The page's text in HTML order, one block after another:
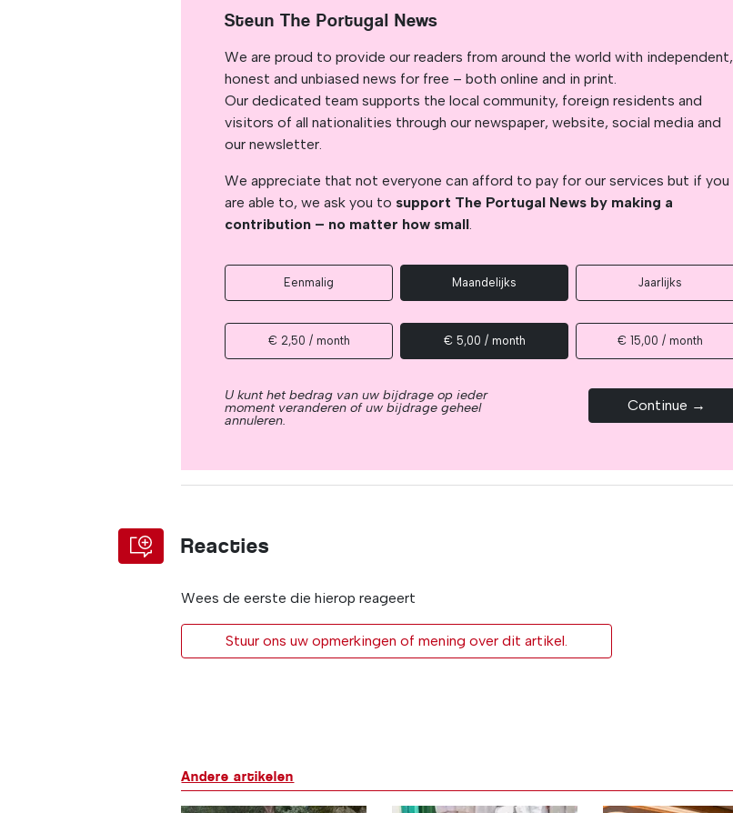
Steun The Portugal News
We are proud to provide our readers from around the world with independent,
honest and unbiased news for free – both online and in print.
Our dedicated team supports the local community, foreign residents and
visitors of all nationalities through our newspaper, website, social media and
our newsletter.
We appreciate that not everyone can afford to pay for our services but if you
are able to, we ask you to support The Portugal News by making a
contribution – no matter how small.
Eenmalig Maandelijks Jaarlijks
€ 2,50 / month € 5,00 / month € 15,00 / month
U kunt het bedrag van uw bijdrage op ieder
moment veranderen of uw bijdrage geheel
annuleren.
Continue →
Reacties
Wees de eerste die hierop reageert
Stuur ons uw opmerkingen of mening over dit artikel.
Andere artikelen